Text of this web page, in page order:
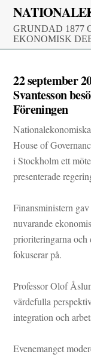
Skip
content
GRUNDAD 1877
EKONOMISK
22 september
Svantesson
Föreningen
House of
i Stockholmett
presenterade
Finansministern
nuvarande
prioriteringarna och
fokuserar på.
Professor Olof
värdefulla
integration och
Evenemanget